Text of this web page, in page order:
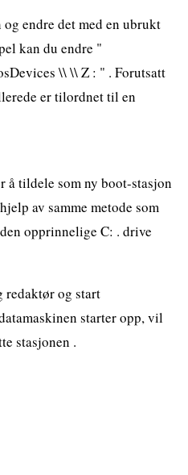
endre det med en ubrukt
kan du endre "
\\ \\ Z : " . Forutsatt
er tilordnet til en
å tildele som ny boot-stasjon
av samme metode som
opprinnelige C: . drive
og start
starter opp, vil
stasjonen .